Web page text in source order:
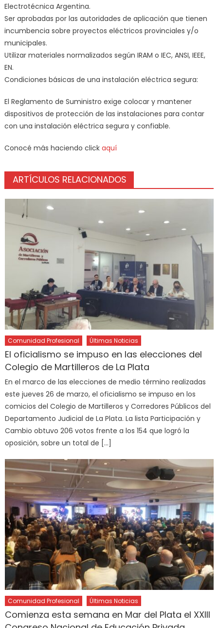
Electrotécnica Argentina.
Ser aprobadas por las autoridades de aplicación que tienen
incumbencia sobre proyectos eléctricos provinciales y/o
municipales.
Utilizar materiales normalizados según IRAM o IEC, ANSI, IEEE,
EN.
Condiciones básicas de una instalación eléctrica segura:
El Reglamento de Suministro exige colocar y mantener
dispositivos de protección de las instalaciones para contar
con una instalación eléctrica segura y confiable.
Conocé más haciendo click aquí
ARTÍCULOS RELACIONADOS
Comunidad Profesional Últimas Noticias
El oficialismo se impuso en las elecciones del
Colegio de Martilleros de La Plata
En el marco de las elecciones de medio término realizadas
este jueves 26 de marzo, el oficialismo se impuso en los
comicios del Colegio de Martilleros y Corredores Públicos del
Departamento Judicial de La Plata. La lista Participación y
Cambio obtuvo 206 votos frente a los 154 que logró la
oposición, sobre un total de […]
Comunidad Profesional Últimas Noticias
Comienza esta semana en Mar del Plata el XXIII